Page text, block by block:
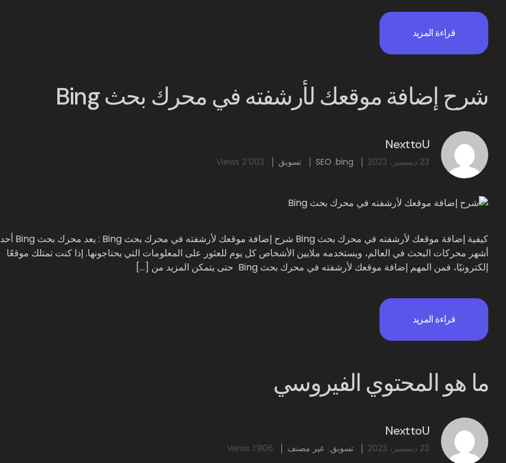
قراءة المزيد
شرح إضافة موقعك لأرشفته في محرك بحث Bing
NexttoU
23 ديسمبر، 2023 bing
,
SEO تسويق 2٬003 Views
كيفية إضافة موقعك لأرشفته في محرك بحث Bing شرح إضافة موقعك لأرشفته في محرك بحث Bing : يعد محرك بحث Bing أحد
أشهر محركات البحث في العالم، ويستخدمه ملايين الأشخاص كل يوم للعثور على المعلومات التي يحتاجونها. إذا كنت تمتلك موقعًا
إلكترونيًا، فمن المهم إضافة موقعك لأرشفته في محرك بحث Bing حتى يتمكن المزيد من […]
قراءة المزيد
ما هو المحتوي الفيروسي
NexttoU
23 ديسمبر، 2023 تسويق, غير مصنف 1٬806 Views